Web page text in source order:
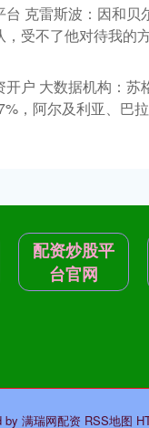
台 克雷斯波：因和贝
，受不了他对待我的
开户 大数据机构：苏
，阿尔及利亚、巴
配资炒股平
台官网
by 满瑞网配资 RSS地图